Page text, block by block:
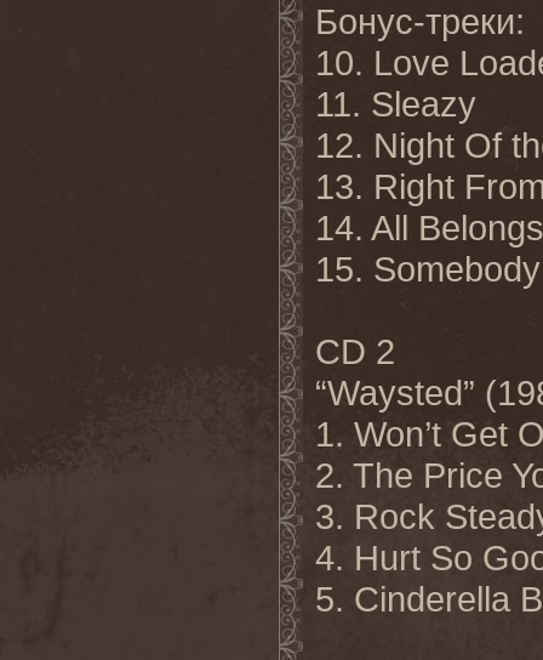
Бонус-треки:
10. Love
11. Sleazy
12. Night Of
13. Right
14. All
15.
CD 2
“Waysted”
1. Won’t Get
2. The Price
3. Rock
4. Hurt So
5. Cinderella